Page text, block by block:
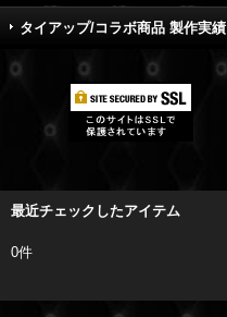
タイアップ/コラボ商品 製作実績
最近チェックしたアイテム
0件